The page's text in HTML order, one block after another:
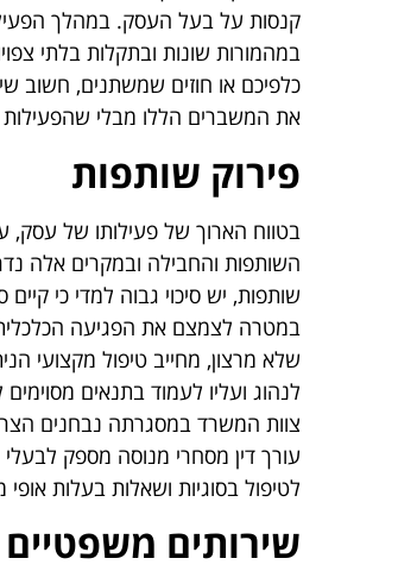
קנסות על בעל העסק. במהלך
במהמורות שונות ובתקלות בלתי
כלפיכם או חוזים שמשתנים, חשוב
את המשברים הללו מבלי
פירוק שותפות
בטווח הארוך של פעילותו של
השותפות והחבילה ובמקרים אלה
שותפות, יש סיכוי גבוה למדי כי
במטרה לצמצם את הפגיעה הכלכלית
שלא מרצון, מחייב טיפול מקצועי
לנהוג ועליו לעמוד בתנאים
צוות המשרד במסגרתה נבחנים
עורך דין מסחרי מנוסה מספק
לטיפול בסוגיות ושאלות בעלות
שירותים משפטיים